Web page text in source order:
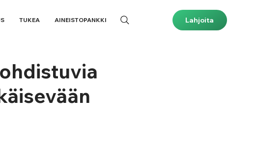
TUKEA AINEISTOPANKKI Lahjoita